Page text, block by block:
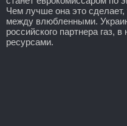
Чем лучше она это
между влюбленными.
российского партнера газ,
ресурсами.